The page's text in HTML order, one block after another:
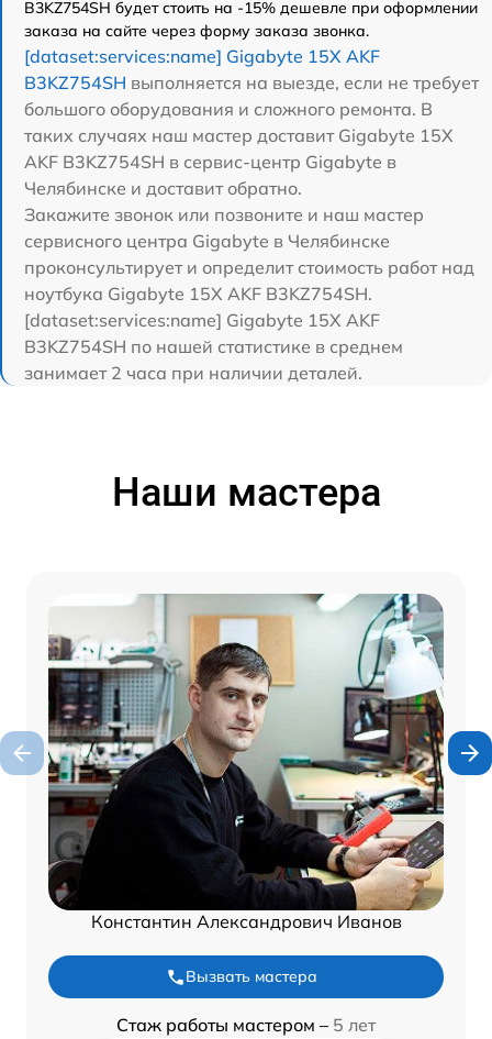
B3KZ754SH будет стоить на -15% дешевле при оформлении
заказа на сайте через форму заказа звонка.
[dataset:services:name] Gigabyte 15X AKF
B3KZ754SH выполняется на выезде, если не требует
большого оборудования и сложного ремонта. В
таких случаях наш мастер доставит Gigabyte 15X
AKF B3KZ754SH в сервис-центр Gigabyte в
Челябинске и доставит обратно.
Закажите звонок или позвоните и наш мастер
сервисного центра Gigabyte в Челябинске
проконсультирует и определит стоимость работ над
ноутбука Gigabyte 15X AKF B3KZ754SH.
[dataset:services:name] Gigabyte 15X AKF
B3KZ754SH по нашей статистике в среднем
занимает 2 часа при наличии деталей.
Наши мастера
Константин Александрович Иванов
Вызвать мастера
Стаж работы мастером – 5 лет